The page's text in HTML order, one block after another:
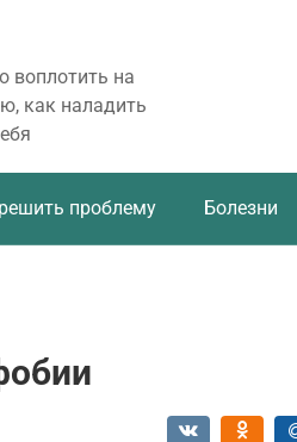
воплотить на
как наладить
проблему Болезни